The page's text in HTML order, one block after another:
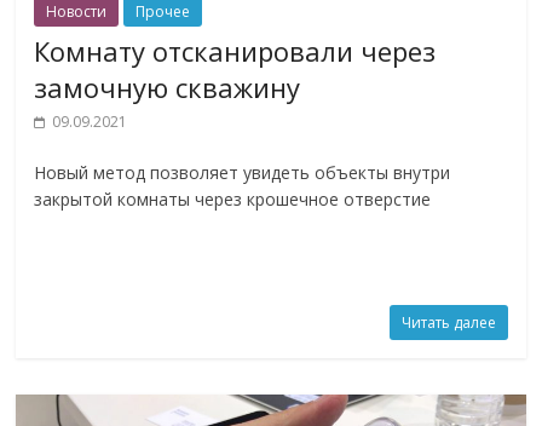
Новости Прочее
Комнату отсканировали через
замочную скважину
09.09.2021
Новый метод позволяет увидеть объекты внутри
закрытой комнаты через крошечное отверстие
Читать далее